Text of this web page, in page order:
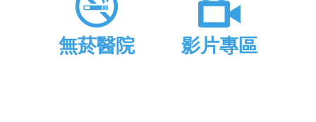
無菸醫院 影片專區